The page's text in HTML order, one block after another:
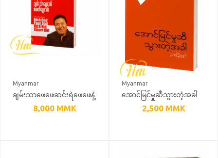
Myanmar
ချမ်းသာဖေဖေဆင်းရဲဖေဖေနဲ့
ချမ်းသာလူငယ်စမတ်လူငယ်
8,000 MMK
Myanmar
အောင်မြင်မှုဆီသွားတဲ့အခါ
2,500 MMK